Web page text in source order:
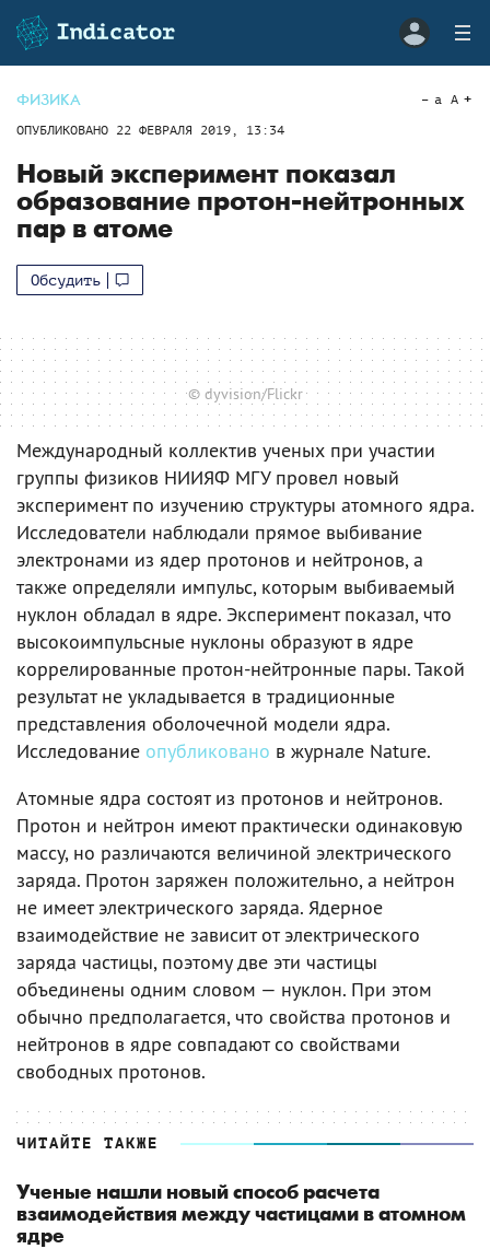
ФИЗИКА
ОПУБЛИКОВАНО 22 ФЕВРАЛЯ 2019, 13:34
a A
Новый эксперимент показал
образование протон-нейтронных
пар в атоме
Обсудить
© dyvision/Flickr
Международный коллектив ученых при участии
группы физиков НИИЯФ МГУ провел новый
эксперимент по изучению структуры атомного ядра.
Исследователи наблюдали прямое выбивание
электронами из ядер протонов и нейтронов, а
также определяли импульс, которым выбиваемый
нуклон обладал в ядре. Эксперимент показал, что
высокоимпульсные нуклоны образуют в ядре
коррелированные протон-нейтронные пары. Такой
результат не укладывается в традиционные
представления оболочечной модели ядра.
Исследование опубликовано в журнале Nature.
Атомные ядра состоят из протонов и нейтронов.
Протон и нейтрон имеют практически одинаковую
массу, но различаются величиной электрического
заряда. Протон заряжен положительно, а нейтрон
не имеет электрического заряда. Ядерное
взаимодействие не зависит от электрического
заряда частицы, поэтому две эти частицы
объединены одним словом — нуклон. При этом
обычно предполагается, что свойства протонов и
нейтронов в ядре совпадают со свойствами
свободных протонов.
ЧИТАЙТЕ ТАКЖЕ
Ученые нашли новый способ расчета
взаимодействия между частицами в атомном
ядре